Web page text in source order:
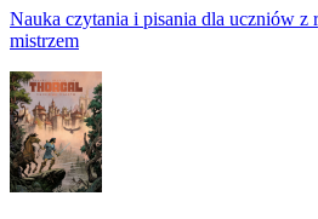
Nauka czytania i pisania dla uczniów z
mistrzem